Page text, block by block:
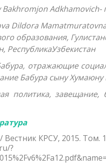
Adkhamovich-
Dildora
образования,
РеспубликаУзбекистан
отражающие
Бабура сыну Хумаюну
политика, завещание,
КРСУ, 2015. Том.
?